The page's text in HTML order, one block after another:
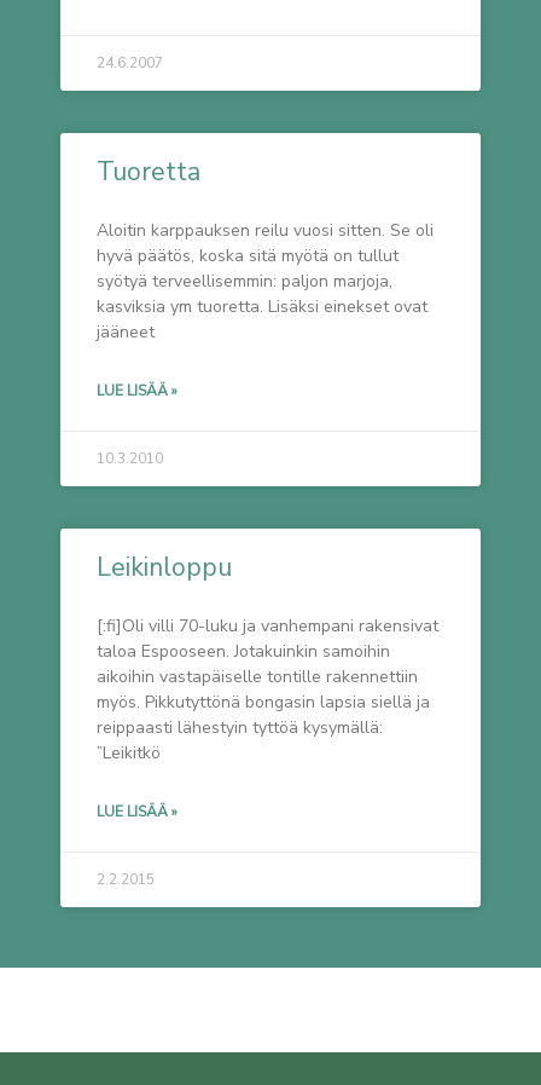
24.6.2007
Tuoretta
Aloitin karppauksen reilu vuosi sitten. Se oli
hyvä päätös, koska sitä myötä on tullut
syötyä terveellisemmin: paljon marjoja,
kasviksia ym tuoretta. Lisäksi einekset ovat
jääneet
LUE LISÄÄ »
10.3.2010
Leikinloppu
[:fi]Oli villi 70-luku ja vanhempani rakensivat
taloa Espooseen. Jotakuinkin samoihin
aikoihin vastapäiselle tontille rakennettiin
myös. Pikkutyttönä bongasin lapsia siellä ja
reippaasti lähestyin tyttöä kysymällä:
”Leikitkö
LUE LISÄÄ »
2.2.2015